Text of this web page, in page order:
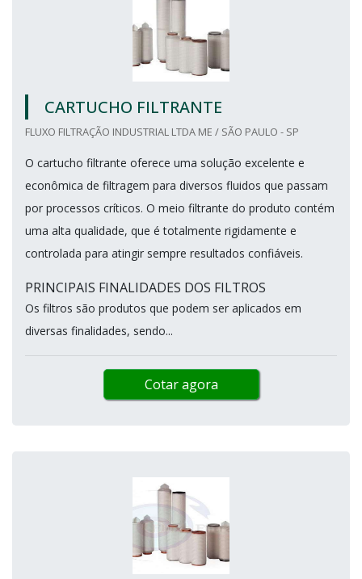
CARTUCHO FILTRANTE
FLUXO FILTRAÇÃO INDUSTRIAL LTDA ME / SÃO PAULO - SP
O cartucho filtrante oferece uma solução excelente e
econômica de filtragem para diversos fluidos que passam
por processos críticos. O meio filtrante do produto contém
uma alta qualidade, que é totalmente rigidamente e
controlada para atingir sempre resultados confiáveis.
PRINCIPAIS FINALIDADES DOS FILTROS
Os filtros são produtos que podem ser aplicados em
diversas finalidades, sendo...
Cotar agora